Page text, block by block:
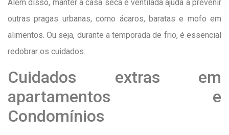
Além disso, manter a casa seca e ventilada ajuda a prevenir
outras pragas urbanas, como ácaros, baratas e mofo em
alimentos. Ou seja, durante a temporada de frio, é essencial
redobrar os cuidados.
Cuidados extras em
apartamentos e
Condomínios